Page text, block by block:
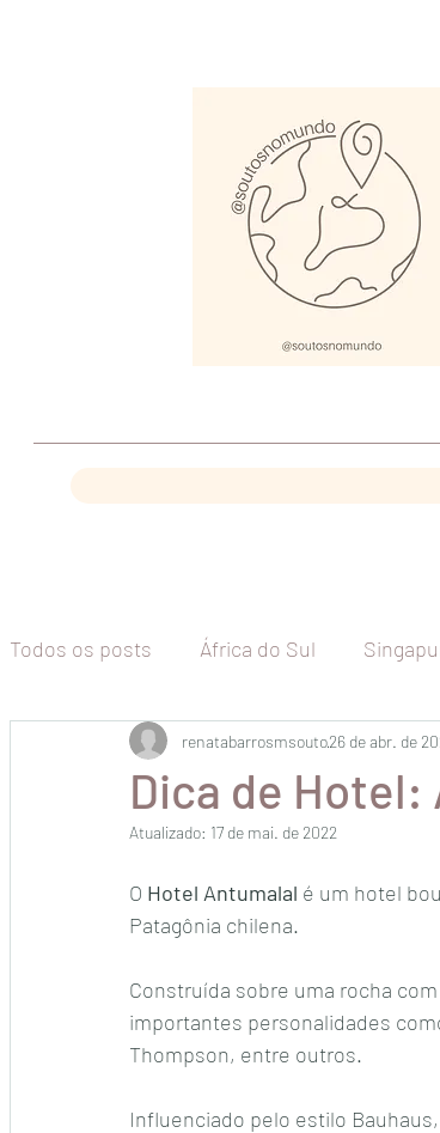
Todos os posts África do Sul
Tailândia Malásia Vietnã
Camboja Coréia do Sul
Itália Inglaterra
Chile
Dica de
renatabarrosmsouto26 de abr. de
Atualizado: 17 de mai. de 2022
O Hotel Antumalal é um hotel
Patagônia chilena.
Construída sobre uma rocha
importantes personalidades
Thompson, entre outros.
Influenciado pelo estilo